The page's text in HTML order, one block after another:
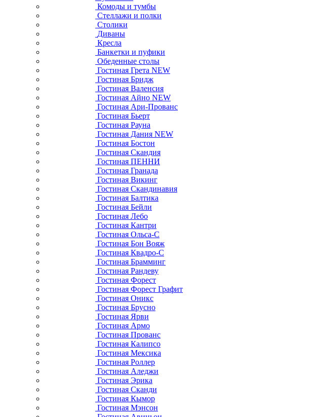
Комоды и тумбы
Стеллажи и полки
Столики
Диваны
Кресла
Банкетки и пуфики
Обеденные столы
Гостиная Грета NEW
Гостиная Бридж
Гостиная Валенсия
Гостиная Айно NEW
Гостиная Ари-Прованс
Гостиная Бьерт
Гостиная Рауна
Гостиная Дания NEW
Гостиная Бостон
Гостиная Скандия
Гостиная ПЕННИ
Гостиная Гранада
Гостиная Викинг
Гостиная Скандинавия
Гостиная Балтика
Гостиная Бейли
Гостиная Лебо
Гостиная Кантри
Гостиная Ольса-С
Гостиная Бон Вояж
Гостиная Квадро-С
Гостиная Брамминг
Гостиная Рандеву
Гостиная Форест
Гостиная Форест Графит
Гостиная Оникс
Гостиная Брусно
Гостиная Ярви
Гостиная Армо
Гостиная Прованс
Гостиная Калипсо
Гостиная Мексика
Гостиная Роллер
Гостиная Аледжи
Гостиная Эрика
Гостиная Сканди
Гостиная Кымор
Гостиная Мэнсон